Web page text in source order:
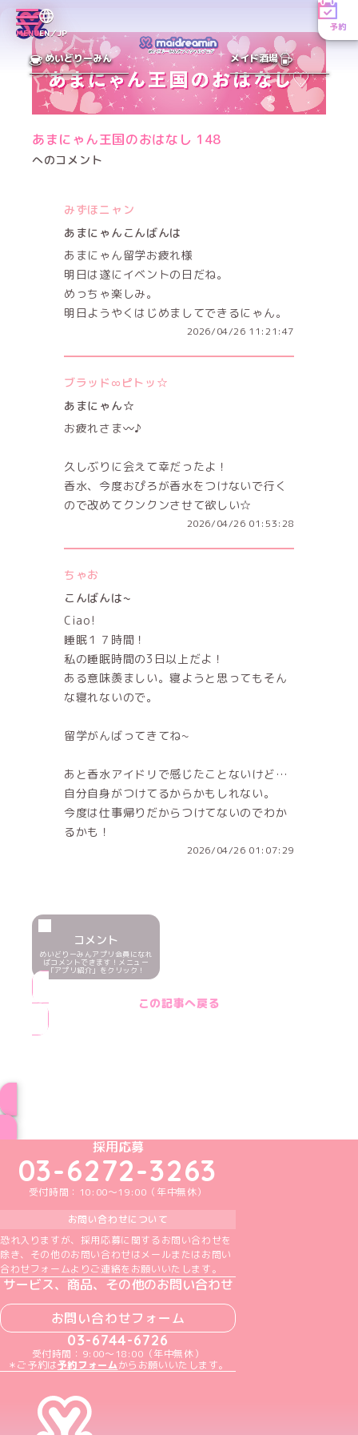
MENUEN／JP
予約
めいどりーみん メイド酒場
あまにゃん王国のおはなし 148
へのコメント
みずほニャン
あまにゃんこんばんは
あまにゃん留学お疲れ様
明日は遂にイベントの日だね。
めっちゃ楽しみ。
明日ようやくはじめましてできるにゃん。
2026/04/26 11:21:47
ブラッド∞ピトッ☆
あまにゃん☆
お疲れさま〰️♪
久しぶりに会えて幸だったよ！
香水、今度おぴろが香水をつけないで行く
ので改めてクンクンさせて欲しい☆
2026/04/26 01:53:28
ちゃお
こんばんは~
Ciao!
睡眠１７時間！
私の睡眠時間の3日以上だよ！
ある意味羨ましい。寝ようと思ってもそん
な寝れないので。
留学がんばってきてね~
あと香水アイドリで感じたことないけど…
自分自身がつけてるからかもしれない。
今度は仕事帰りだからつけてないのでわか
るかも！
2026/04/26 01:07:29
コメント
めいどりーみんアプリ会員になれ
ばコメントできます！メニュー
「アプリ紹介」をクリック！
この記事へ戻る
めいどりーみんTikTok公式アカウント
めいどりーみんX公式アカウント
めいどりーみんInstagram公式アカウント
めいどりーみんFacebook公式アカウン
めいどりーみんYouTube公式アカ
採用応募
03-6272-3263
受付時間：10:00～19:00（年中無休）
お問い合わせについて
恐れ入りますが、採用応募に関するお問い合わせを
除き、その他のお問い合わせはメールまたはお問い
合わせフォームよりご連絡をお願いいたします。
サービス、商品、その他のお問い合わせ
お問い合わせフォーム
03-6744-6726
受付時間：9:00～18:00（年中無休）
＊ご予約は予約フォームからお願いいたします。